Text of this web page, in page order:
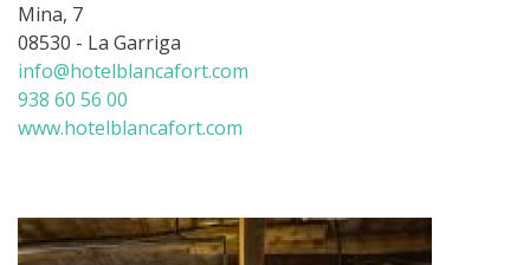
Mina, 7
08530 - La Garriga
info@hotelblancafort.com
938 60 56 00
www.hotelblancafort.com